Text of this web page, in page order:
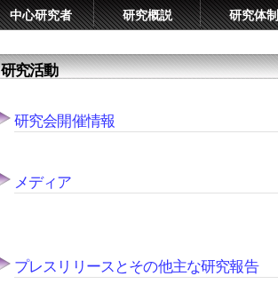
中心研究者 研究概説 研究体制
研究活動
研究会開催情報
メディア
プレスリリースとその他主な研究報告